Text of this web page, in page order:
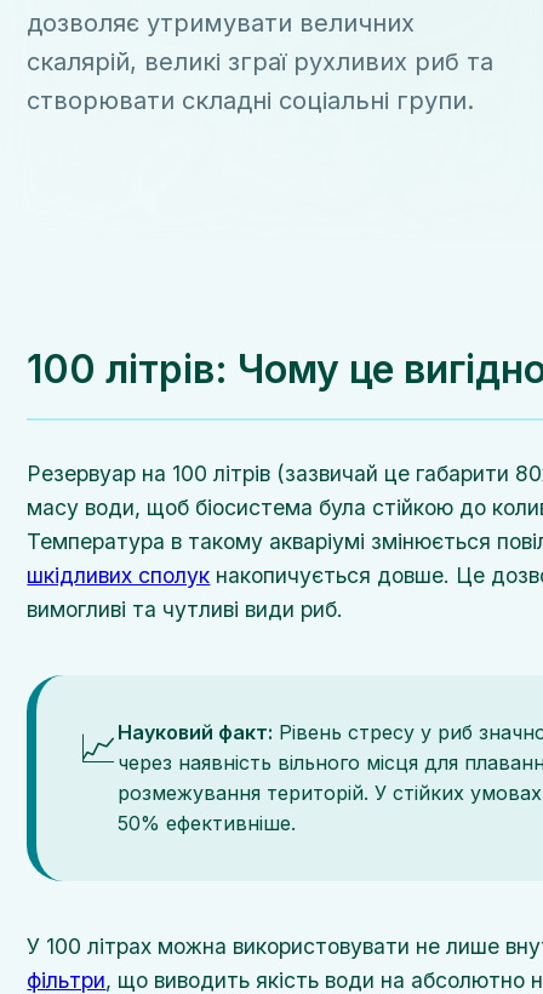
дозволяє утримувати величних
скалярій, великі зграї рухливих риб та
створювати складні соціальні групи.
100 літрів: Чому це
Резервуар на 100 літрів (зазвичай це
масу води, щоб біосистема була стійкою до
Температура в такому акваріумі змінюється
шкідливих сполук накопичується довше. Це
вимогливі та чутливі види риб.
📈 Науковий факт: Рівень стресу у риб
через наявність вільного місця для
розмежування територій. У стійких
50% ефективніше.
У 100 літрах можна використовувати не лише
фільтри, що виводить якість води на абсолютно